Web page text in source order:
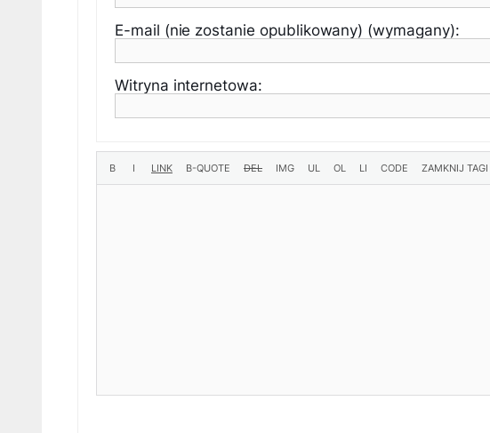
E-mail (nie zostanie opublikowany) (wymagany):
Witryna internetowa: